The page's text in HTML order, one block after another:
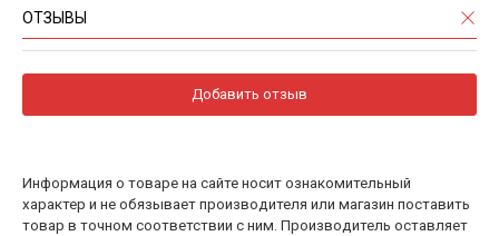
ОТЗЫВЫ
Добавить отзыв
Информация о товаре на сайте носит ознакомительный
характер и не обязывает производителя или магазин поставить
товар в точном соответствии с ним. Производитель оставляет